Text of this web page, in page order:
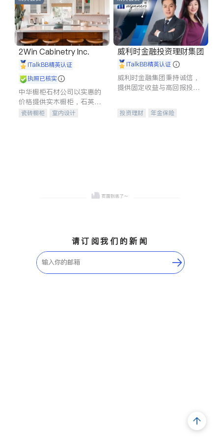
2Win Cabinetry Inc.
iTalkBB精英认证
执照已核实
中华橱柜石材公司以实惠的
价格提供实木橱柜，石英石
台面，多种优质不锈钢水
瓷砖橱柜
室内设计
威利时金融投资理财集团
iTalkBB精英认证
威利时金融集团秉持诚信，
提供固定收益与高回报投资
合，助力客户实现目标
投资理财
年金保险
请订阅我们的新闻